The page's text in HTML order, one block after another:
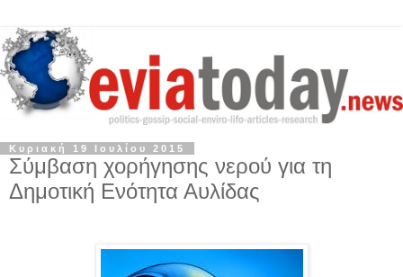
Κυριακή 19 Ιουλίου 2015
Σύμβαση χορήγησης νερού για τη
Δημοτική Ενότητα Αυλίδας